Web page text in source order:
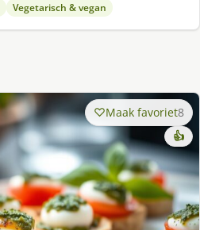
Vegetarisch & vegan
Maak favoriet8
👍